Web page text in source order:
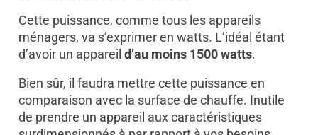
Cette puissance, comme tous les appareils
ménagers, va s’exprimer en watts. L’idéal étant
d’avoir un appareil d’au moins 1500 watts.
Bien sûr, il faudra mettre cette puissance en
comparaison avec la surface de chauffe. Inutile
de prendre un appareil aux caractéristiques